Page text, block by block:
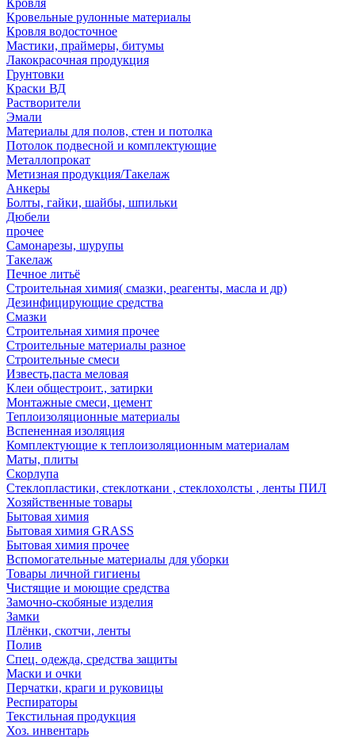
Кровля
Кровельные рулонные материалы
Кровля водосточное
Мастики, праймеры, битумы
Лакокрасочная продукция
Грунтовки
Краски ВД
Растворители
Эмали
Материалы для полов, стен и потолка
Потолок подвесной и комплектующие
Металлопрокат
Метизная продукция/Такелаж
Анкеры
Болты, гайки, шайбы, шпильки
Дюбели
прочее
Самонарезы, шурупы
Такелаж
Печное литьё
Строительная химия( смазки, реагенты, масла и др)
Дезинфицирующие средства
Смазки
Строительная химия прочее
Строительные материалы разное
Строительные смеси
Известь,паста меловая
Клеи общестроит., затирки
Монтажные смеси, цемент
Теплоизоляционные материалы
Вспененная изоляция
Комплектующие к теплоизоляционным материалам
Маты, плиты
Скорлупа
Стеклопластики, стеклоткани , стеклохолсты , ленты ПИЛ
Хозяйственные товары
Бытовая химия
Бытовая химия GRASS
Бытовая химия прочее
Вспомогательные материалы для уборки
Товары личной гигиены
Чистящие и моющие средства
Замочно-скобяные изделия
Замки
Плёнки, скотчи, ленты
Полив
Спец. одежда, средства защиты
Маски и очки
Перчатки, краги и руковицы
Респираторы
Текстильная продукция
Хоз. инвентарь